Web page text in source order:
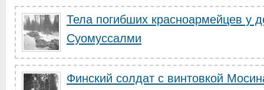
Тела погибших красноармейцев у
Суомуссалми
Финский солдат с винтовкой